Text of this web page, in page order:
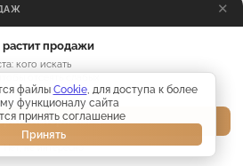
возьмите двух
один и тот же этап
их версии кардинально
не работают. Если
А-категории,
того же клиента С-
✕
продажи
кого искать
отсеять слабых
30 дней
материалы →
Нет, не интересно
файлы Cookie, для доступа к более
функционалу сайта
принять соглашение
Принять